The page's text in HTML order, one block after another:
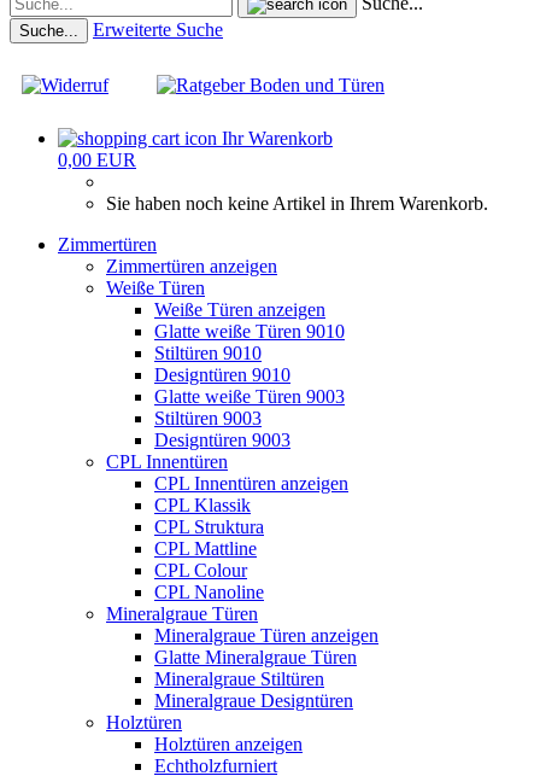
Suche... Erweiterte Suche
Ihr Warenkorb
0,00 EUR
Sie haben noch keine Artikel in Ihrem Warenkorb.
Zimmertüren
Zimmertüren anzeigen
Weiße Türen
Weiße Türen anzeigen
Glatte weiße Türen 9010
Stiltüren 9010
Designtüren 9010
Glatte weiße Türen 9003
Stiltüren 9003
Designtüren 9003
CPL Innentüren
CPL Innentüren anzeigen
CPL Klassik
CPL Struktura
CPL Mattline
CPL Colour
CPL Nanoline
Mineralgraue Türen
Mineralgraue Türen anzeigen
Glatte Mineralgraue Türen
Mineralgraue Stiltüren
Mineralgraue Designtüren
Holztüren
Holztüren anzeigen
Echtholzfurniert